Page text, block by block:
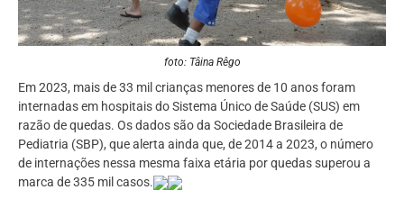
foto: Tâina Rêgo
Em 2023, mais de 33 mil crianças menores de 10 anos foram
internadas em hospitais do Sistema Único de Saúde (SUS) em
razão de quedas. Os dados são da Sociedade Brasileira de
Pediatria (SBP), que alerta ainda que, de 2014 a 2023, o número
de internações nessa mesma faixa etária por quedas superou a
marca de 335 mil casos.